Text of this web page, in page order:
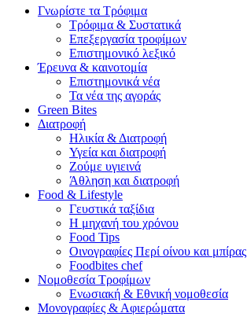
Γνωρίστε τα Τρόφιμα
Τρόφιμα & Συστατικά
Επεξεργασία τροφίμων
Επιστημονικό λεξικό
Έρευνα & καινοτομία
Επιστημονικά νέα
Τα νέα της αγοράς
Green Bites
Διατροφή
Ηλικία & Διατροφή
Υγεία και διατροφή
Ζούμε υγιεινά
Άθληση και διατροφή
Food & Lifestyle
Γευστικά ταξίδια
Η μηχανή του χρόνου
Food Tips
Οινογραφίες Περί οίνου και μπίρας
Foodbites chef
Νομοθεσία Τροφίμων
Ενωσιακή & Εθνική νομοθεσία
Μονογραφίες & Αφιερώματα